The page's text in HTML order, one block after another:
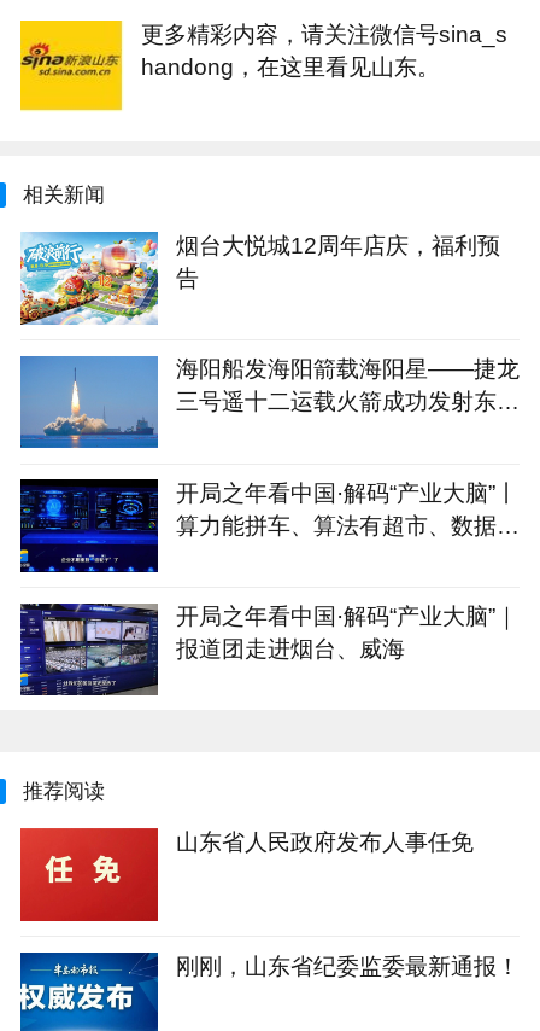
更多精彩内容，请关注微信号sina_s
handong，在这里看见山东。
相关新闻
烟台大悦城12周年店庆，福利预
告
海阳船发海阳箭载海阳星——捷龙
三号遥十二运载火箭成功发射东方
开局之年看中国·解码“产业大脑”丨
算力能拼车、算法有超市、数据不
开局之年看中国·解码“产业大脑”｜
报道团走进烟台、威海
推荐阅读
山东省人民政府发布人事任免
刚刚，山东省纪委监委最新通报！